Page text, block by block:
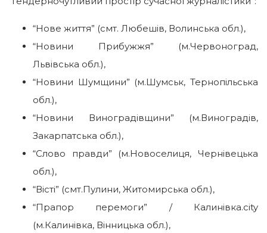
“Нове життя” (смт. Любешів, Волинська обл.),
“Новини Прибужжя” (м.Червоноград,
Львівська обл.),
“Новини Шумщини” (м.Шумськ, Тернопільська
обл.),
“Новини Виноградівщини” (м.Виноградів,
Закарпатська обл.),
“Слово правди” (м.Новоселиця, Чернівецька
обл.),
“Вісті” (смт.Пулини, Житомирська обл.),
“Прапор перемоги” / Калинівка.city
(м.Калинівка, Вінницька обл.),